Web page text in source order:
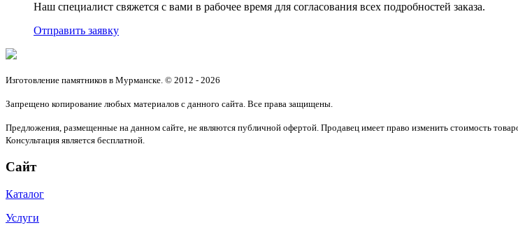
Наш специалист свяжется с вами в рабочее время для согласования всех подробностей заказа.
Отправить заявку
Изготовление памятников в Мурманске. © 2012 - 2026
Запрещено копирование любых материалов с данного сайта. Все права защищены.
Предложения, размещенные на данном сайте, не являются публичной офертой. Продавец имеет право изменить стоимость
Консультация является бесплатной.
Сайт
Каталог
Услуги